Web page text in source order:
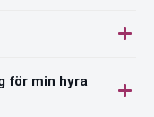
för min hyra